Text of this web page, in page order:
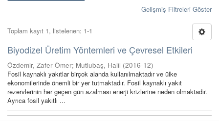
Gelişmiş Filtreleri Göster
Toplam kayıt 1, listelenen: 1-1
Biyodizel Üretim Yöntemleri ve Çevresel Etkileri
Özdemir, Zafer Ömer; Mutlubaş, Halil (2016-12)
Fosil kaynaklı yakıtlar birçok alanda kullanılmaktadır ve ülke
ekonomilerinde önemli bir yer tutmaktadır. Fosil kaynaklı yakıt
rezervlerinin her geçen gün azalması enerji krizlerine neden olmaktadır.
Ayrıca fosil yakıtlı ...